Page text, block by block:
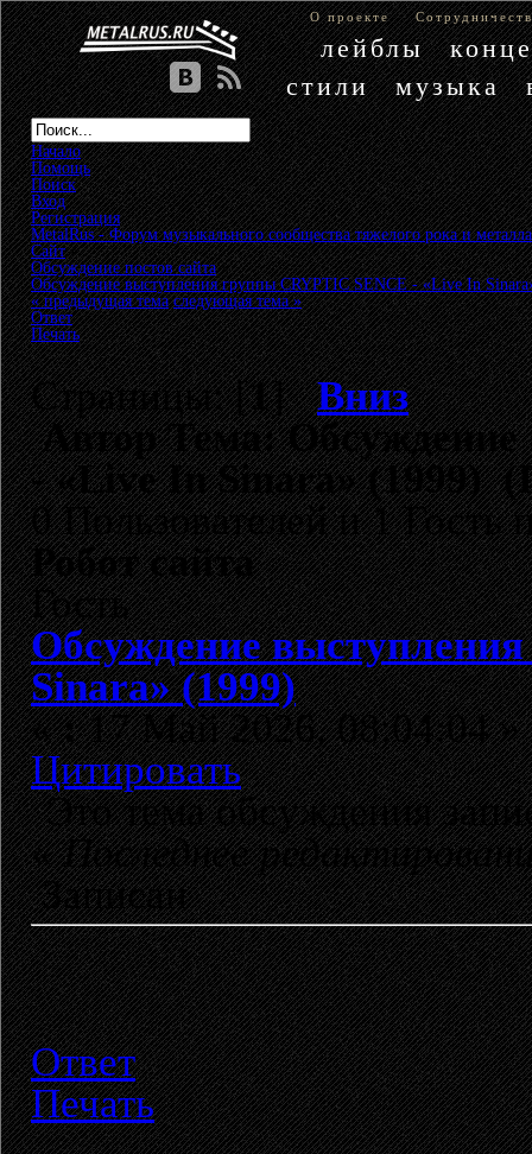
О проекте
лейблы
стили
музыка
Начало
Помощь
Поиск
Вход
Регистрация
MetalRus - Форум музыкального сообщества тяжелого рока и металла
Сайт»
Обсуждение постов сайта»
Обсуждение выступления группы CRYPTIC SENCE - «Live In
« предыдущая тема следующая тема »
Ответ
Печать
Страницы: [1]Вниз
АвторТема: Обсуждение
- «Live In Sinara» (1999)
0 Пользователей и 1 Гость
Робот сайта
Гость
Обсуждение
Sinara» (1999)
«:17 Май 2026, 08:04:04 »
Цитировать
Это тема обсуждения
«Последнее
Записан
Ответ
Печать